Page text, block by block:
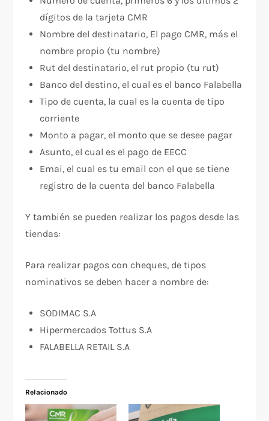
dígitos de la tarjeta CMR
Nombre del destinatario, El pago CMR, más el
nombre propio (tu nombre)
Rut del destinatario, el rut propio (tu rut)
Banco del destino, el cual es el banco Falabella
Tipo de cuenta, la cual es la cuenta de tipo
corriente
Monto a pagar, el monto que se desee pagar
Asunto, el cual es el pago de EECC
Emai, el cual es tu email con el que se tiene
registro de la cuenta del banco Falabella
Y también se pueden realizar los pagos desde las
tiendas:
Para realizar pagos con cheques, de tipos
nominativos se deben hacer a nombre de:
SODIMAC S.A
Hipermercados Tottus S.A
FALABELLA RETAIL S.A
Relacionado